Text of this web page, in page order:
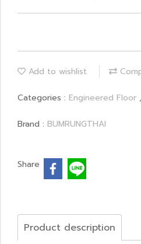
Add to wishlist
Categories : Engineered Floor ,
Brand : BUMRUNGTHAI
Share
Product description